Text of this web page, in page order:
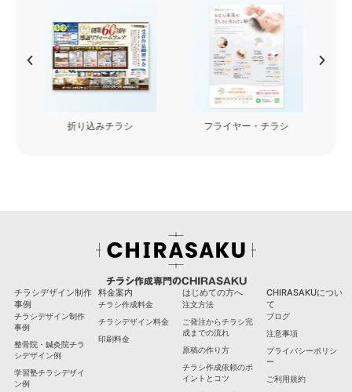
フライヤー・チラシ 看板・カッティングシート
チラシ作成専門のCHIRASAKU
チラシデザイン制作
事例
チラシデザイン制作
事例
整骨院・鍼灸院チラ
シデザイン例
学習塾チラシデザイ
ン例
料金案内
チラシ作成料金
チラシデザイン料金
印刷料金
はじめての方へ
注文方法
ご発注からチラシ完
成までの流れ
原稿の作り方
チラシ作成依頼のポ
イントとコツ
CHIRASAKUについ
て
ブログ
注意事項
プライバシーポリシ
ー
ご利用規約